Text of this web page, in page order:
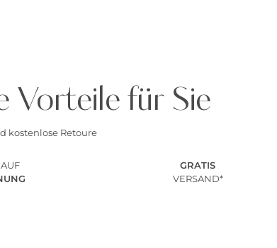
Vorteile für Sie
kostenlose Retoure
GRATIS
VERSAND*